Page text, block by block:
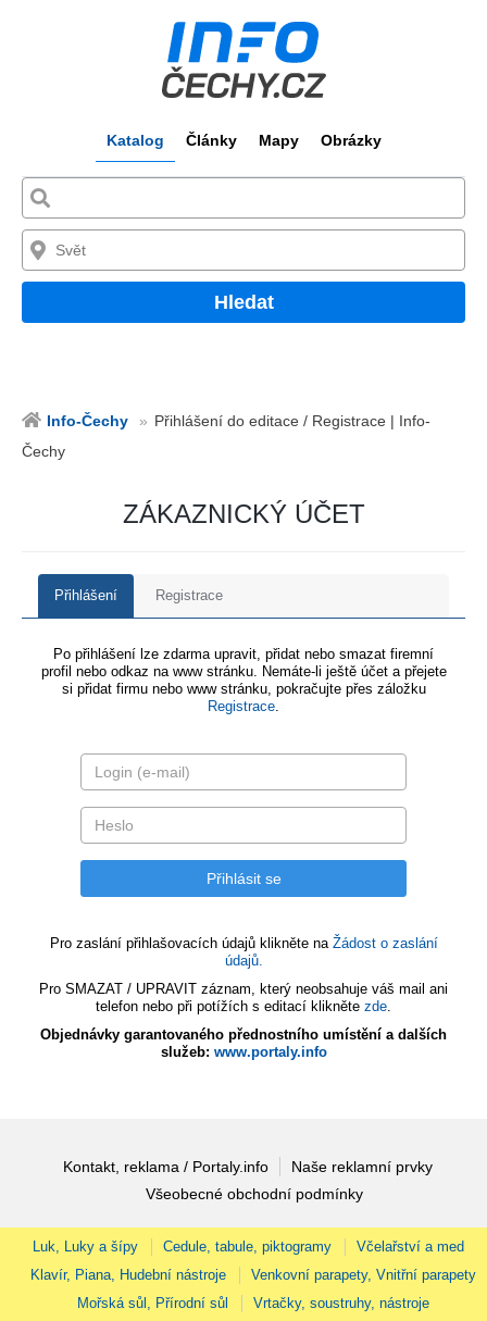
Katalog Články Mapy Obrázky
Hledat
Info-Čechy
Přihlášení do editace / Registrace | Info-
Čechy
ZÁKAZNICKÝ ÚČET
Přihlášení Registrace
Po přihlášení lze zdarma upravit, přidat nebo smazat firemní
profil nebo odkaz na www stránku. Nemáte-li ještě účet a přejete
si přidat firmu nebo www stránku, pokračujte přes záložku
Registrace.
Pro zaslání přihlašovacích údajů klikněte na Žádost o zaslání
údajů.
Pro SMAZAT / UPRAVIT záznam, který neobsahuje váš mail ani
telefon nebo při potížích s editací klikněte zde.
Objednávky garantovaného přednostního umístění a dalších
služeb: www.portaly.info
Kontakt, reklama / Portaly.info
Naše reklamní prvky
Všeobecné obchodní podmínky
Luk, Luky a šípy Cedule, tabule, piktogramy
Včelařství a med
Klavír, Piana, Hudební nástroje
Venkovní parapety, Vnitřní parapety
Mořská sůl, Přírodní sůl
Vrtačky, soustruhy, nástroje